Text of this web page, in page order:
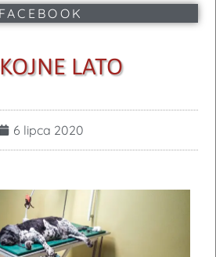
FACEBOOK
LATO
6 lipca 2020